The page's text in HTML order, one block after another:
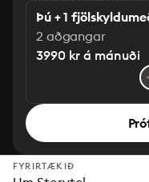
Þú + 1
2 aðgangar
3990 kr á mánuði
FYRIRTÆKIÐ